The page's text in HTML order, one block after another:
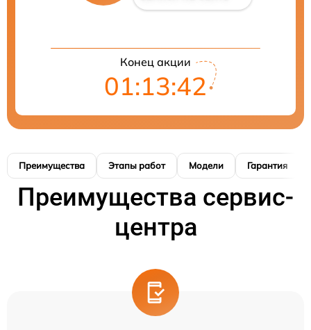
Конец акции
01:13:41
Преимущества Этапы работ Модели Гарантия
Преимущества сервис-
центра